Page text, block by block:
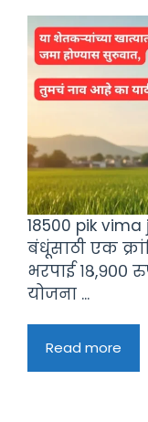
18500 pik vima
बंधूंसाठी एक
भरपाई १८,९००
योजना ...
Read more